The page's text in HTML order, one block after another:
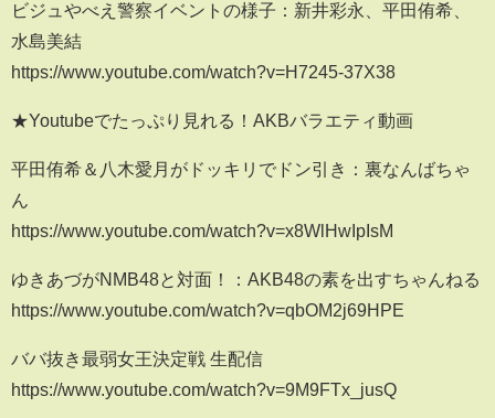
ビジュやべえ警察イベントの様子：新井彩永、平田侑希、
水島美結
https://www.youtube.com/watch?v=H7245-37X38
★Youtubeでたっぷり見れる！AKBバラエティ動画
平田侑希＆八木愛月がドッキリでドン引き：裏なんばちゃ
ん
https://www.youtube.com/watch?v=x8WlHwIpIsM
ゆきあづがNMB48と対面！：AKB48の素を出すちゃんねる
https://www.youtube.com/watch?v=qbOM2j69HPE
ババ抜き最弱女王決定戦 生配信
https://www.youtube.com/watch?v=9M9FTx_jusQ